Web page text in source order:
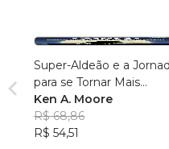
Super-Aldeão e a
para se Tornar Mais
Interessante!
Ken A. Moore
R$ 68,86
R$ 54,51